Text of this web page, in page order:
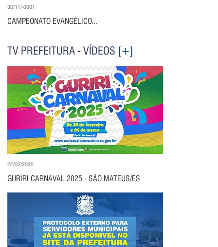
30/11/-0001
CAMPEONATO EVANGÉLICO...
TV PREFEITURA - VÍDEOS [+]
22/02/2025
GURIRI CARNAVAL 2025 - SÃO MATEUS/ES